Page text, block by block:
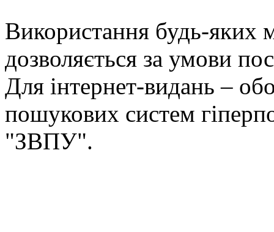
Використання будь-яких
дозволяється за умови
Для інтернет-видань –
пошукових систем
"ЗВПУ".